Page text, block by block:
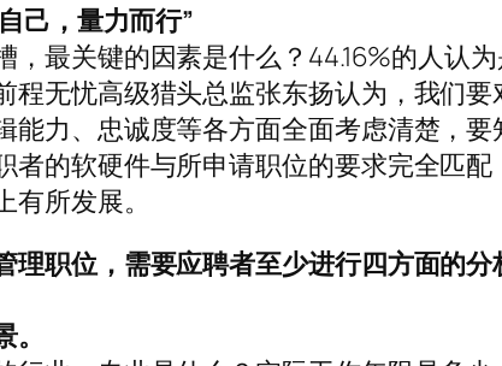
己，量力而行”
，最关键的因素是什么？44.16%的人认
程无忧高级猎头总监张东扬认为，我们
能力、忠诚度等各方面全面考虑清楚，
者的软硬件与所申请职位的要求完全匹
所发展。
理职位，需要应聘者至少进行四方面的分